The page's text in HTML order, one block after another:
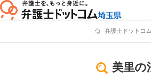
埼玉県
弁護士ドットコム
美里の